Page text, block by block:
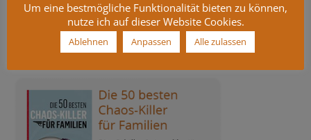
Die 50 besten Chaos-Killer für Familien
Um eine bestmögliche Funktionalität bieten zu können,
nutze ich auf dieser Website Cookies.
Ablehnen Anpassen Alle zulassen